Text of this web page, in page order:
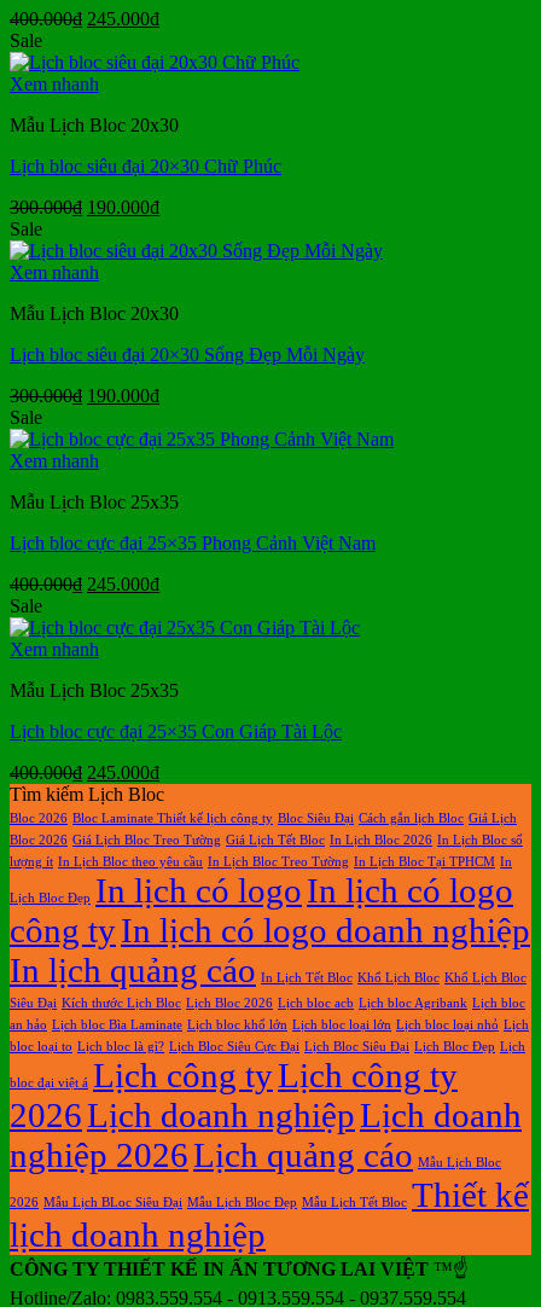
400.000₫ Giá
là:
400.000₫.
245.000₫Giá
tại
Sale
Xem nhanh
Mẫu Lịch Bloc 20x30
Lịch bloc siêu đại 20×30 Chữ Phúc
300.000₫ Giá
là:
300.000₫.
190.000₫Giá
tại
Sale
Xem nhanh
Mẫu Lịch Bloc 20x30
Lịch bloc siêu đại 20×30 Sống Đẹp Mỗi Ngày
300.000₫ Giá
là:
300.000₫.
190.000₫Giá
tại
Sale
Xem nhanh
Mẫu Lịch Bloc 25x35
Lịch bloc cực đại 25×35 Phong Cảnh Việt Nam
400.000₫ Giá
là:
400.000₫.
245.000₫Giá
tại
Sale
Xem nhanh
Mẫu Lịch Bloc 25x35
Lịch bloc cực đại 25×35 Con Giáp Tài Lộc
400.000₫ Giá
gốc
là:
400.000₫.
245.000₫Giá
hiện
tại
là:
245.000₫.
Tìm kiếm Lịch Bloc
Bloc 2026 Bloc Laminate Thiết kế lịch công ty Bloc Siêu Đại Cách gắn lịch Bloc Giá Lịch
Bloc 2026 Giá Lịch Bloc Treo Tường Giá Lịch Tết Bloc In Lịch Bloc 2026 In Lịch Bloc số
lượng ít In Lịch Bloc theo yêu cầu In Lịch Bloc Treo Tường In Lịch Bloc Tại TPHCM In
Lịch Bloc Đẹp In lịch có logoIn lịch có logo
công tyIn lịch có logo doanh nghiệp
In lịch quảng cáo In Lịch Tết Bloc Khổ Lịch Bloc Khổ Lịch Bloc
Siêu Đại Kích thước Lịch Bloc Lịch Bloc 2026 Lịch bloc acb Lịch bloc Agribank Lịch bloc
an hảo Lịch bloc Bìa Laminate Lịch bloc khổ lớn Lịch bloc loại lớn Lịch bloc loại nhỏ Lịch
bloc loại to Lịch bloc là gì? Lịch Bloc Siêu Cực Đại Lịch Bloc Siêu Đại Lịch Bloc Đẹp Lịch
bloc đại việt á Lịch công tyLịch công ty
2026Lịch doanh nghiệpLịch doanh
nghiệp 2026Lịch quảng cáo Mẫu Lịch Bloc
2026 Mẫu Lịch BLoc Siêu Đại Mẫu Lịch Bloc Đẹp Mẫu Lịch Tết Bloc Thiết kế
lịch doanh nghiệp
CÔNG TY THIẾT KẾ IN ẤN TƯƠNG LAI VIỆT ™☝️
Hotline/Zalo: 0983.559.554 - 0913.559.554 - 0937.559.554